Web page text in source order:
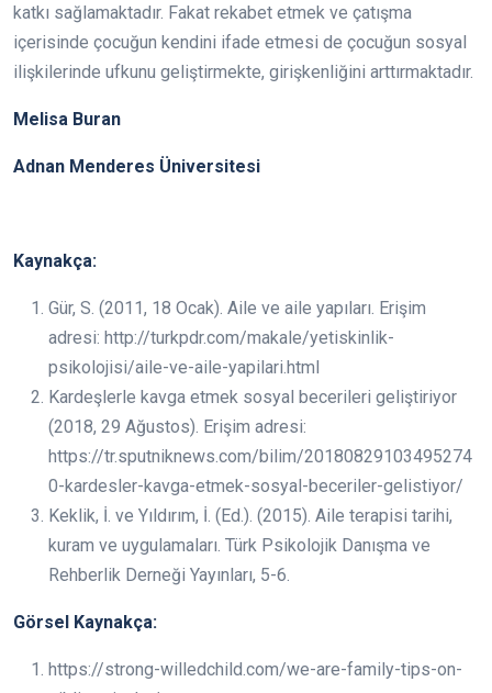
katkı sağlamaktadır. Fakat rekabet etmek ve çatışma
içerisinde çocuğun kendini ifade etmesi de çocuğun sosyal
ilişkilerinde ufkunu geliştirmekte, girişkenliğini arttırmaktadır.
Melisa Buran
Adnan Menderes Üniversitesi
Kaynakça:
Gür, S. (2011, 18 Ocak). Aile ve aile yapıları. Erişim
adresi: http://turkpdr.com/makale/yetiskinlik-
psikolojisi/aile-ve-aile-yapilari.html
Kardeşlerle kavga etmek sosyal becerileri geliştiriyor
(2018, 29 Ağustos). Erişim adresi:
https://tr.sputniknews.com/bilim/20180829103495274
0-kardesler-kavga-etmek-sosyal-beceriler-gelistiyor/
Keklik, İ. ve Yıldırım, İ. (Ed.). (2015). Aile terapisi tarihi,
kuram ve uygulamaları. Türk Psikolojik Danışma ve
Rehberlik Derneği Yayınları, 5-6.
Görsel Kaynakça:
https://strong-willedchild.com/we-are-family-tips-on-